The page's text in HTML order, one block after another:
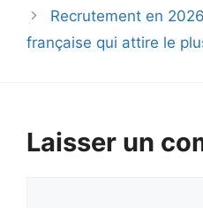
Recrutement en
française qui attire le
Laisser un